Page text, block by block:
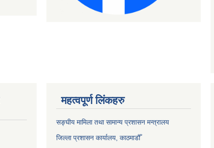
महत्वपूर्ण लिंकहरु
सङ्‍घीय मामिला तथा सामान्य प्रशासन मन्त्रालय
जिल्ला प्रशासन कार्यालय, काठमाडौँ